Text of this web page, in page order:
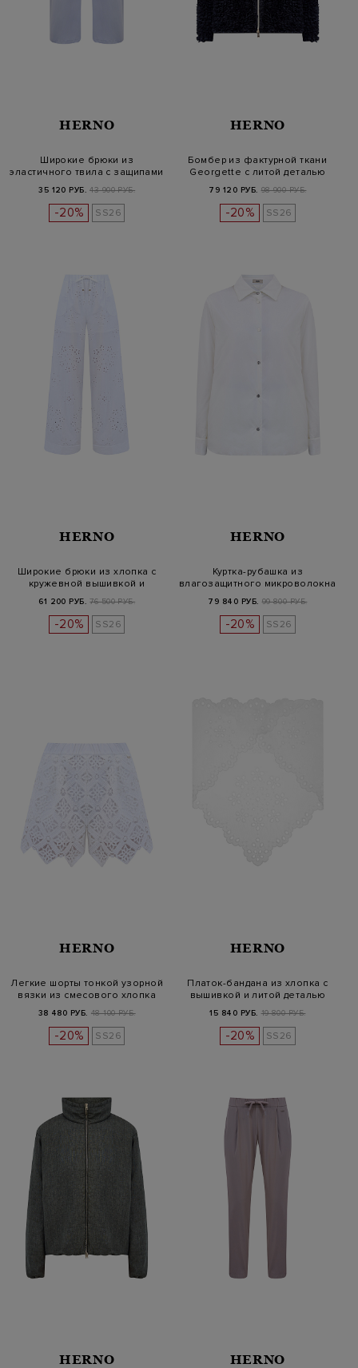
HERNO
Широкие брюки из
эластичного твила с защипами
35 120 РУБ. 43 900 РУБ.
-20% SS26
HERNO
Бомбер из фактурной ткани
Georgette с литой деталью
79 120 РУБ. 98 900 РУБ.
-20% SS26
HERNO
Широкие брюки из хлопка с
кружевной вышивкой и
61 200 РУБ. 76 500 РУБ.
-20% SS26
HERNO
Куртка-рубашка из
влагозащитного микроволокна
79 840 РУБ. 99 800 РУБ.
-20% SS26
HERNO
Легкие шорты тонкой узорной
вязки из смесового хлопка
38 480 РУБ. 48 100 РУБ.
-20% SS26
HERNO
Платок-бандана из хлопка с
вышивкой и литой деталью
15 840 РУБ. 19 800 РУБ.
-20% SS26
HERNO HERNO